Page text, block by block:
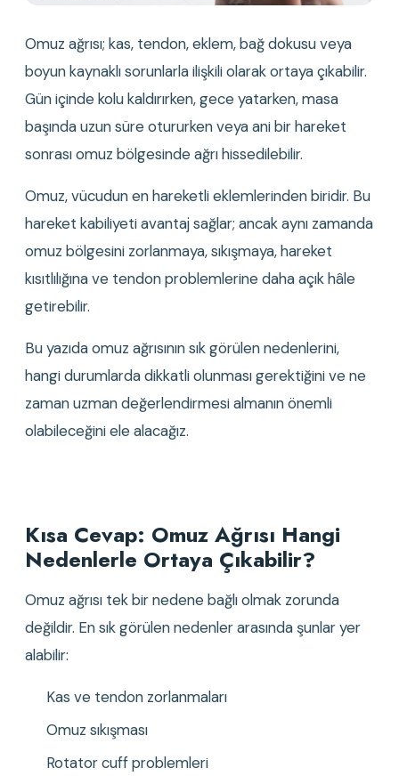
Omuz ağrısı; kas, tendon, eklem, bağ dokusu veya
boyun kaynaklı sorunlarla ilişkili olarak ortaya çıkabilir.
Gün içinde kolu kaldırırken, gece yatarken, masa
başında uzun süre otururken veya ani bir hareket
sonrası omuz bölgesinde ağrı hissedilebilir.
Omuz, vücudun en hareketli eklemlerinden biridir. Bu
hareket kabiliyeti avantaj sağlar; ancak aynı zamanda
omuz bölgesini zorlanmaya, sıkışmaya, hareket
kısıtlılığına ve tendon problemlerine daha açık hâle
getirebilir.
Bu yazıda omuz ağrısının sık görülen nedenlerini,
hangi durumlarda dikkatli olunması gerektiğini ve ne
zaman uzman değerlendirmesi almanın önemli
olabileceğini ele alacağız.
Kısa Cevap: Omuz Ağrısı Hangi
Nedenlerle Ortaya Çıkabilir?
Omuz ağrısı tek bir nedene bağlı olmak zorunda
değildir. En sık görülen nedenler arasında şunlar yer
alabilir:
Kas ve tendon zorlanmaları
Omuz sıkışması
Rotator cuff problemleri